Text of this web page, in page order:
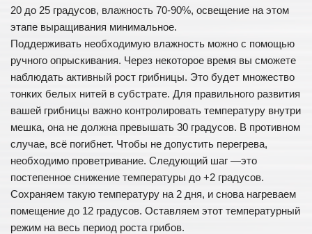
20 до 25 градусов, влажность 70-90%, освещение на этом
этапе выращивания минимальное.
Поддерживать необходимую влажность можно с помощью
ручного опрыскивания. Через некоторое время вы сможете
наблюдать активный рост грибницы. Это будет множество
тонких белых нитей в субстрате. Для правильного развития
вашей грибницы важно контролировать температуру внутри
мешка, она не должна превышать 30 градусов. В противном
случае, всё погибнет. Чтобы не допустить перегрева,
необходимо проветривание. Следующий шаг —это
постепенное снижение температуры до +2 градусов.
Сохраняем такую температуру на 2 дня, и снова нагреваем
помещение до 12 градусов. Оставляем этот температурный
режим на весь период роста грибов.